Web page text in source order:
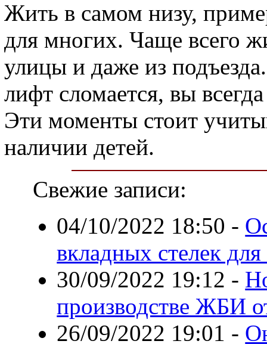
Жить в самом низу,
для многих. Чаще всего
улицы и даже из
лифт сломается, вы
Эти моменты стоит
наличии детей.
Свежие записи:
04/10/2022 18:50 -
вкладных стелек
30/09/2022 19:12 -
производстве ЖБИ
26/09/2022 19:01 -